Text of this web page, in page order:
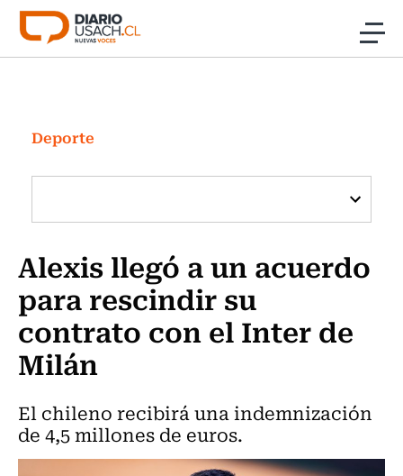
Click acá para ir directamente al contenido
Investigación
Cultura
Programas Radio y TV Usach
Deporte
Alexis llegó a un acuerdo
para rescindir su
contrato con el Inter de
Milán
El chileno recibirá una indemnización
de 4,5 millones de euros.